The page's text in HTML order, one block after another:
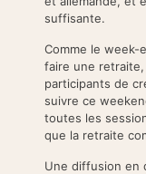
suffisante.
Comme le
faire une
participants de
suivre ce
toutes les
que la retraite
Une diffusion en